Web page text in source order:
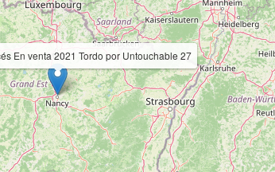
En venta 2021 Tordo por Untouchable 27